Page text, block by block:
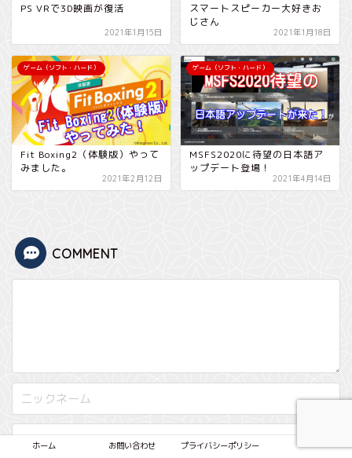
PS VRで3D映画が復活
2021年1月15日
スマートスピーカー大好きお
じさん
2021年1月18日
ゲーム（ソフト・ハード）
Fit Boxing2（体験版）やって
みました。
2021年2月12日
ゲーム（ソフト・ハード）
MSFS2020に待望の日本語ア
ップデート登場！
2021年4月14日
COMMENT
ホーム お問い合わせ プライバシーポリシー